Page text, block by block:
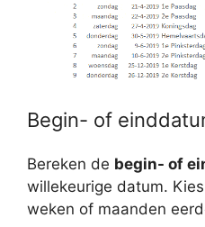
Begin- of
Bereken de begin- of
willekeurige datum.
weken of maanden